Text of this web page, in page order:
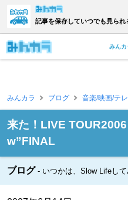
記事を保存していつでも見られ
みんカ
みんカラ ブログ 音楽/映画/テ
来た！LIVE
w”FINAL
ブログ いつかは、Slow Lifeし